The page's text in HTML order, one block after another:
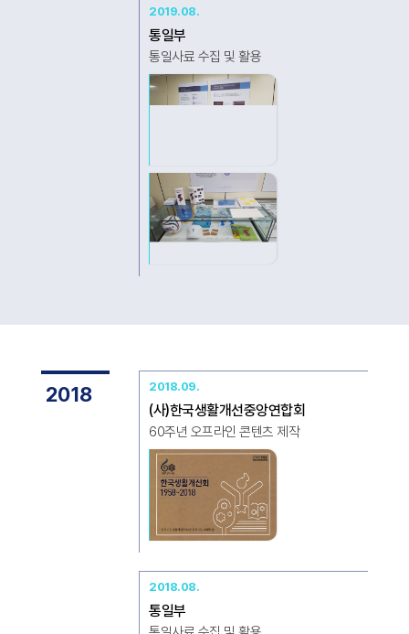
2019.08.
통일부
통일사료 수집 및 활용
2018 2018.09.
(사)한국생활개선중앙연합회
60주년 오프라인 콘텐츠 제작
2018.08.
통일부